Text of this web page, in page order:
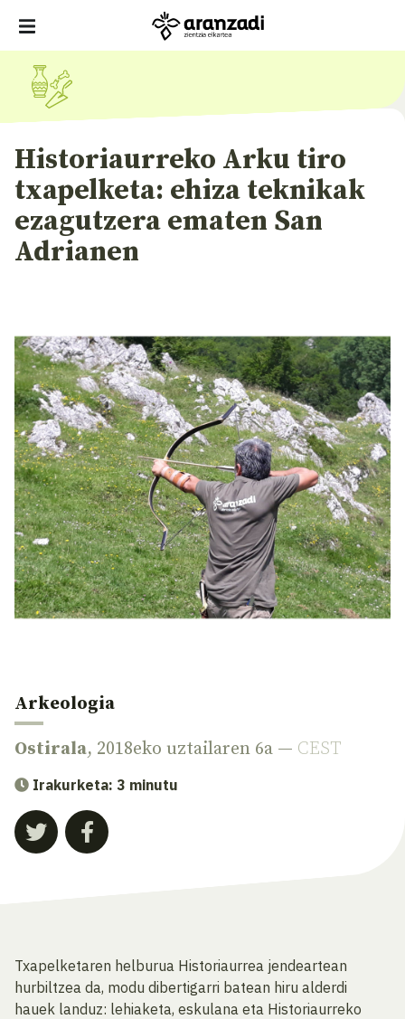
Historiaurreko Arku tiro
txapelketa: ehiza teknikak
ezagutzera ematen San
Adrianen
Arkeologia
Ostirala, 2018eko uztailaren 6a — CEST
Irakurketa: 3 minutu
Txapelketaren helburua Historiaurrea jendeartean
hurbiltzea da, modu dibertigarri batean hiru alderdi
hauek landuz: lehiaketa, eskulana eta Historiaurreko